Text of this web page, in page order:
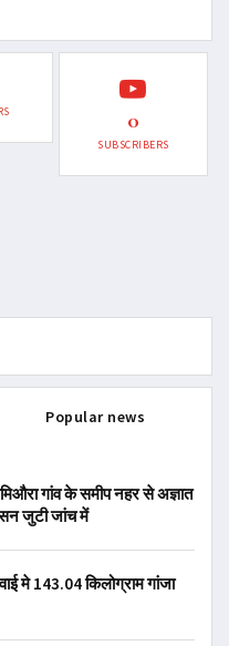
0
SUBSCRIBERS
Popular news
गांव के समीप नहर से अज्ञात
जुटी जांच में
मे 143.04 किलोग्राम गांजा